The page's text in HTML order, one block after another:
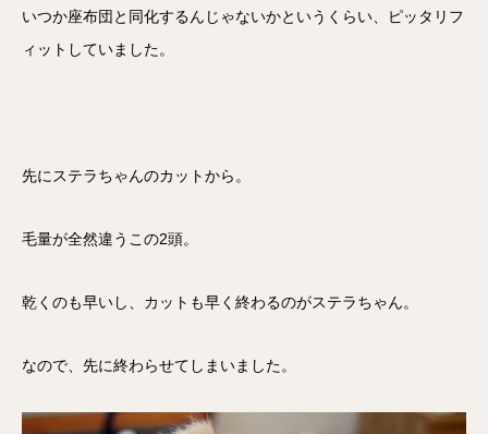
いつか座布団と同化するんじゃないかというくらい、ピッタリフ
ィットしていました。
先にステラちゃんのカットから。
毛量が全然違うこの2頭。
乾くのも早いし、カットも早く終わるのがステラちゃん。
なので、先に終わらせてしまいました。